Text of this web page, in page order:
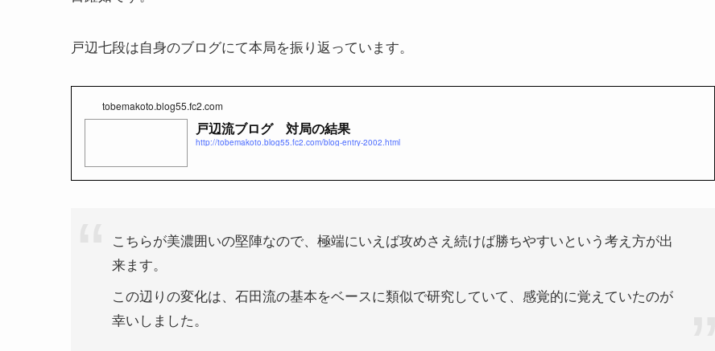
戸辺七段は自身のブログにて本局を振り返っています。
tobemakoto.blog55.fc2.com
戸辺流ブログ 対局の結果
http://tobemakoto.blog55.fc2.com/blog-entry-2002.html
こちらが美濃囲いの堅陣なので、極端にいえば攻めさえ続けば勝ちやすいという考え方が出
来ます。
この辺りの変化は、石田流の基本をベースに類似で研究していて、感覚的に覚えていたのが
幸いしました。